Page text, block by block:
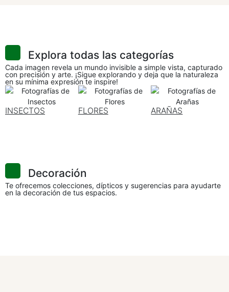
Explora todas las categorías
Cada imagen revela un mundo invisible a simple vista, capturado
con precisión y arte. ¡Sigue explorando y deja que la naturaleza
en su mínima expresión te inspire!
INSECTOS FLORES ARAÑAS
Decoración
Te ofrecemos colecciones, dípticos y sugerencias para ayudarte
en la decoración de tus espacios.